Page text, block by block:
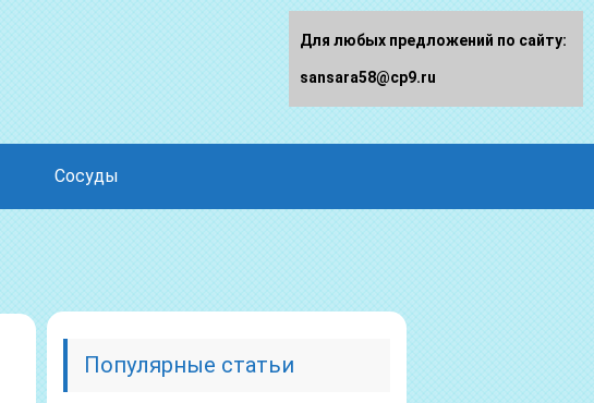
Сосуды
Популярные статьи
Для любых предложений по сайту:
sansara58@cp9.ru